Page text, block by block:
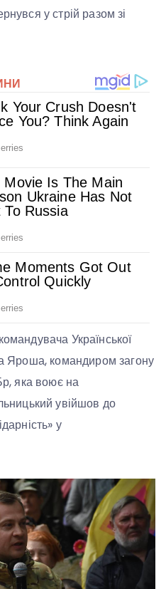
у стрій разом зі
Української
Яроша, командиром загону
яка воює на
увійшов до
у